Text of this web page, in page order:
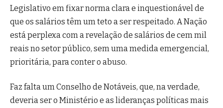
Legislativo em fixar norma clara e inquestionável de
que os salários têm um teto a ser respeitado. A Nação
está perplexa com a revelação de salários de cem mil
reais no setor público, sem uma medida emergencial,
prioritária, para conter o abuso.
Faz falta um Conselho de Notáveis, que, na verdade,
deveria ser o Ministério e as lideranças políticas mais